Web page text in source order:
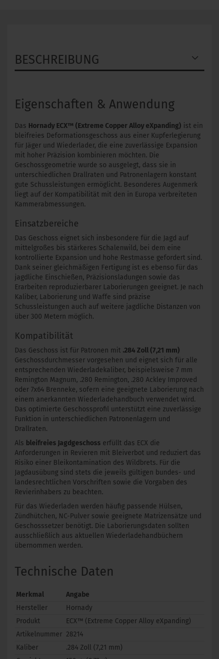
BESCHREIBUNG
Eigenschaften & Anwendung
Das Hornady ECX™ (Extreme Copper Alloy eXpanding) ist ein
bleifreies Deformationsgeschoss aus einer Kupferlegierung
für Jäger und Wiederlader, die eine zuverlässige Expansion
mit hoher Präzision kombinieren möchten. Die
Geschossgeometrie wurde so ausgelegt, dass sie in
unterschiedlichen Drallraten und Patronenlagern konstant
gute Schussleistungen ermöglicht. Besonderes Augenmerk
liegt auf der Kompatibilität mit den in Europa verbreiteten
Kammerabmessungen.
Einsatzbereiche
Das Geschoss eignet sich insbesondere für die Jagd auf
mittelgroßes bis stärkeres Schalenwild, bei dem eine
kontrollierte Expansion und hohe Restmasse gefordert sind.
Dank seiner gleichmäßigen Fertigung ist es ebenso für das
jagdliche Einschießen, Präzisionsladungen sowie das
Erarbeiten reproduzierbarer Laborierungen geeignet. Je nach
Kaliber, Laborierung und Waffe sind präzise
Schussleistungen auch auf weitere jagdliche Distanzen von
über 300 Metern möglich.
Kompatibilität
Das Geschoss ist für Patronen mit .284 Zoll (7,21 mm)
Geschossdurchmesser vorgesehen und eignet sich für alle
entsprechenden Wiederladekaliber, beispielsweise 7 mm
Remington Magnum, .280 Remington, .280 Ackley Improved
oder 7x64 Brenneke, sofern eine geeignete Laborierung nach
einem anerkannten Wiederladehandbuch verwendet wird.
Das optimierte Geschossprofil unterstützt eine zuverlässige
Funktion in unterschiedlichen Patronenlagern und
Drallraten.
Als bleifreies Jagdgeschoss erfüllt das ECX die
Anforderungen in Revieren mit Bleiverbot und reduziert das
Risiko einer Bleikontamination des Wildbrets. Für die
Jagdausübung sind stets die jeweils gültigen bundes- und
landesrechtlichen Vorschriften sowie die Vorgaben des
Revierinhabers zu beachten.
Für das Wiederladen werden häufig passende Hülsen,
Zündhütchen, NC-Pulver sowie geeignete Matrizensätze und
Geschosssetzer benötigt. Die Laborierungsdaten sollten
ausschließlich aus aktuellen Wiederladehandbüchern
übernommen werden.
Technische Daten
Merkmal
Angabe
Hersteller
Hornady
Produkt
ECX™ (Extreme Copper Alloy eXpanding)
Artikelnummer 28214
Kaliber
.284 Zoll (7,21 mm)